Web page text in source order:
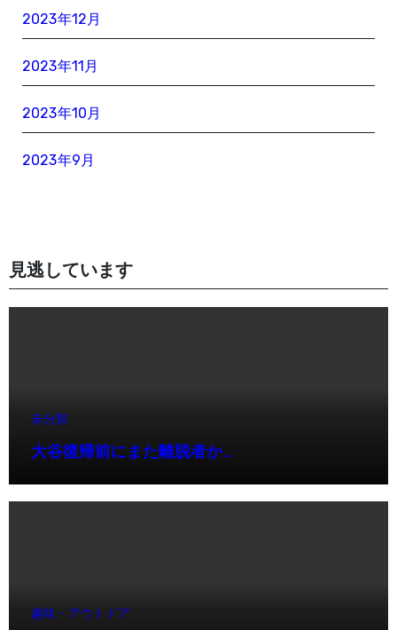
2023年12月
2023年11月
2023年10月
2023年9月
見逃しています
未分類
大谷復帰前にまた離脱者か…
趣味・アウトドア